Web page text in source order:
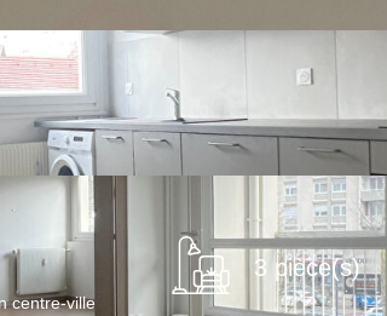
centre-ville
3 pièce(s)